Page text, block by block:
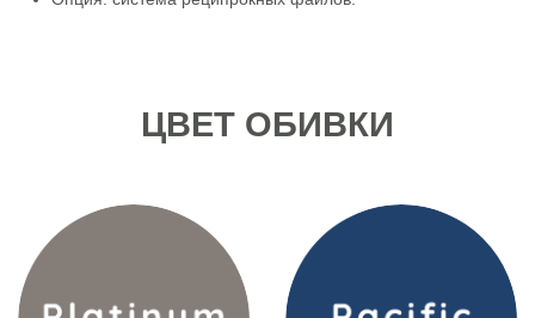
ЦВЕТ ОБИВКИ